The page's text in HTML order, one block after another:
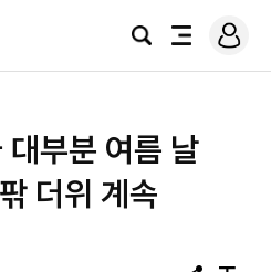
검
전
로
그
부분 여름 날
더위 계속